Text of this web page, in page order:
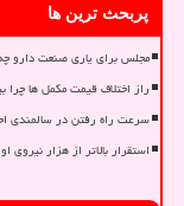
پربحث ترین ها
مجلس برای یاری صنعت دارو
راز اختلاف قیمت مکمل ها چرا
سرعت راه رفتن در سالمندی
استقرار بالاتر از هزار نیروی